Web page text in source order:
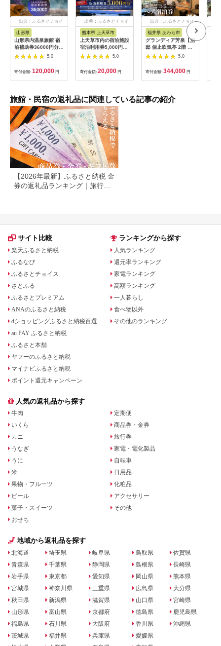
出典：ふるさとチョイ
山形県
山形県内温泉旅館 宿
泊補助券36000円分
（やまがた女将会の
宿） 旅行 温泉 宿泊
温泉宿 補助券 温泉旅
行 母の日 父の日 ギフ
ト 贈り物 国内旅行 送
F2Y-1996
5.0
寄付金額: 120,000 円
出典：ふるさとチョイ
熊本県 上天草市
上天草市内の宿泊施設
宿泊利用券5,000円分
宿泊券 クーポン ホテ
ル 旅館 旅行 熊本県
上天草市
5.0
寄付金額: 20,000 円
出典：ふるさとチョイ
福井県 あわら市
グランディア芳泉【別
邸 個止吹気亭 2階 コ
ンフォートスイート
露天風呂付客室】1泊
2食付き ペア宿泊券
（2名様分） ／ 旅行
チケット 温泉 北陸 あ
ト 冷蔵庫インクルー
シブ グランディア あ
5.0
寄付金額: 344,000 円
旅館・民宿の返礼品に関連している記事の紹介
【2026年最新】ふるさと納税 金
券の返礼品ランキング｜旅行
サイト比較
楽天ふるさと納税
ふるなび
ふるさとチョイス
さとふる
ふるさとプレミアム
ANAのふるさと納税
dショッピングふるさと納税百選
au PAY ふるさと納税
ふるさと本舗
ヤフーのふるさと納税
マイナビふるさと納税
ポイント還元キャンペーン
ランキングから探す
人気ランキング
還元率ランキング
家電ランキング
高額ランキング
一人暮らし
食べ物以外
その他のランキング
人気の返礼品から探す
牛肉
いくら
カニ
うなぎ
うに
米
果物・フルーツ
ビール
菓子・スイーツ
おせち
定期便
商品券・金券
旅行券
家電・電化製品
自転車
日用品
化粧品
アクセサリー
その他
地域から返礼品を探す
北海道
青森県
岩手県
宮城県
秋田県
山形県
福島県
茨城県
埼玉県
千葉県
東京都
神奈川県
新潟県
富山県
石川県
福井県
岐阜県
静岡県
愛知県
三重県
滋賀県
京都府
大阪府
兵庫県
鳥取県
島根県
岡山県
広島県
山口県
徳島県
香川県
愛媛県
佐賀県
長崎県
熊本県
大分県
宮崎県
鹿児島県
沖縄県